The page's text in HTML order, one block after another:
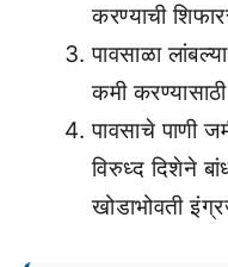
करण्याची
पावसाळा
कमी करण्यासाठी
पावसाचे पाणी
विरुध्द दिशेने
खोडाभोवती